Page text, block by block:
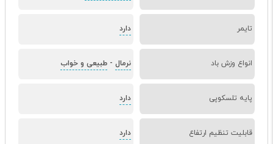
تایمر دارد
انواع وزش باد نرمال - طبیعی و خواب
پایه تلسکوپی دارد
قابلیت تنظیم ارتفاع دارد